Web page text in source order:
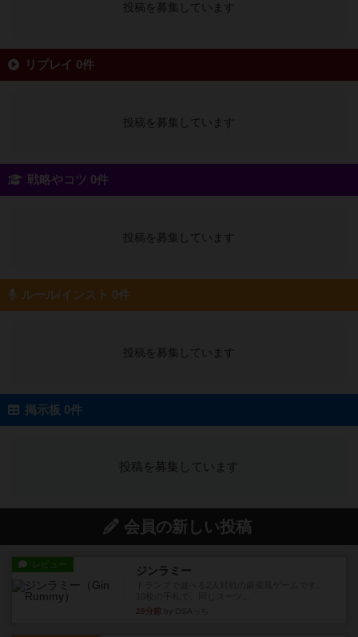
投稿を募集しています
リプレイ 0件
投稿を募集しています
戦略やコツ 0件
投稿を募集しています
ルール/インスト 0件
投稿を募集しています
掲示板 0件
投稿を募集しています
会員の新しい投稿
レビュー ジンラミー
28分前